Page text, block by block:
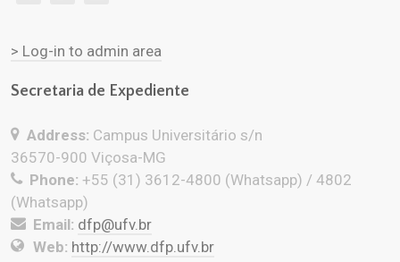
> Log-in to admin area
Secretaria de Expediente
Address: Campus Universitário s/n
36570-900 Viçosa-MG
Phone: +55 (31) 3612-4800 (Whatsapp) / 4802
(Whatsapp)
Email: dfp@ufv.br
Web: http://www.dfp.ufv.br